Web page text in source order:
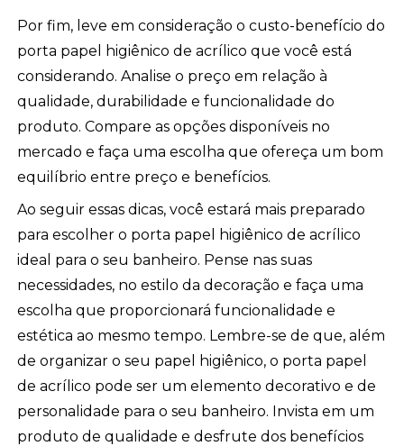
Por fim, leve em consideração o custo-benefício do
porta papel higiênico de acrílico que você está
considerando. Analise o preço em relação à
qualidade, durabilidade e funcionalidade do
produto. Compare as opções disponíveis no
mercado e faça uma escolha que ofereça um bom
equilíbrio entre preço e benefícios.
Ao seguir essas dicas, você estará mais preparado
para escolher o porta papel higiênico de acrílico
ideal para o seu banheiro. Pense nas suas
necessidades, no estilo da decoração e faça uma
escolha que proporcionará funcionalidade e
estética ao mesmo tempo. Lembre-se de que, além
de organizar o seu papel higiênico, o porta papel
de acrílico pode ser um elemento decorativo e de
personalidade para o seu banheiro. Invista em um
produto de qualidade e desfrute dos benefícios